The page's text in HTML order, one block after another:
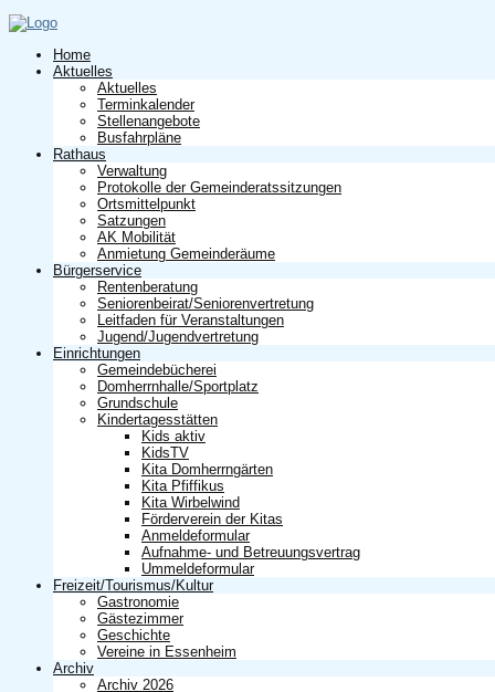
Home
Aktuelles
Aktuelles
Terminkalender
Stellenangebote
Busfahrpläne
Rathaus
Verwaltung
Protokolle der Gemeinderatssitzungen
Ortsmittelpunkt
Satzungen
AK Mobilität
Anmietung Gemeinderäume
Bürgerservice
Rentenberatung
Seniorenbeirat/Seniorenvertretung
Leitfaden für Veranstaltungen
Jugend/Jugendvertretung
Einrichtungen
Gemeindebücherei
Domherrnhalle/Sportplatz
Grundschule
Kindertagesstätten
Kids aktiv
KidsTV
Kita Domherrngärten
Kita Pfiffikus
Kita Wirbelwind
Förderverein der Kitas
Anmeldeformular
Aufnahme- und Betreuungsvertrag
Ummeldeformular
Freizeit/Tourismus/Kultur
Gastronomie
Gästezimmer
Geschichte
Vereine in Essenheim
Archiv
Archiv 2026